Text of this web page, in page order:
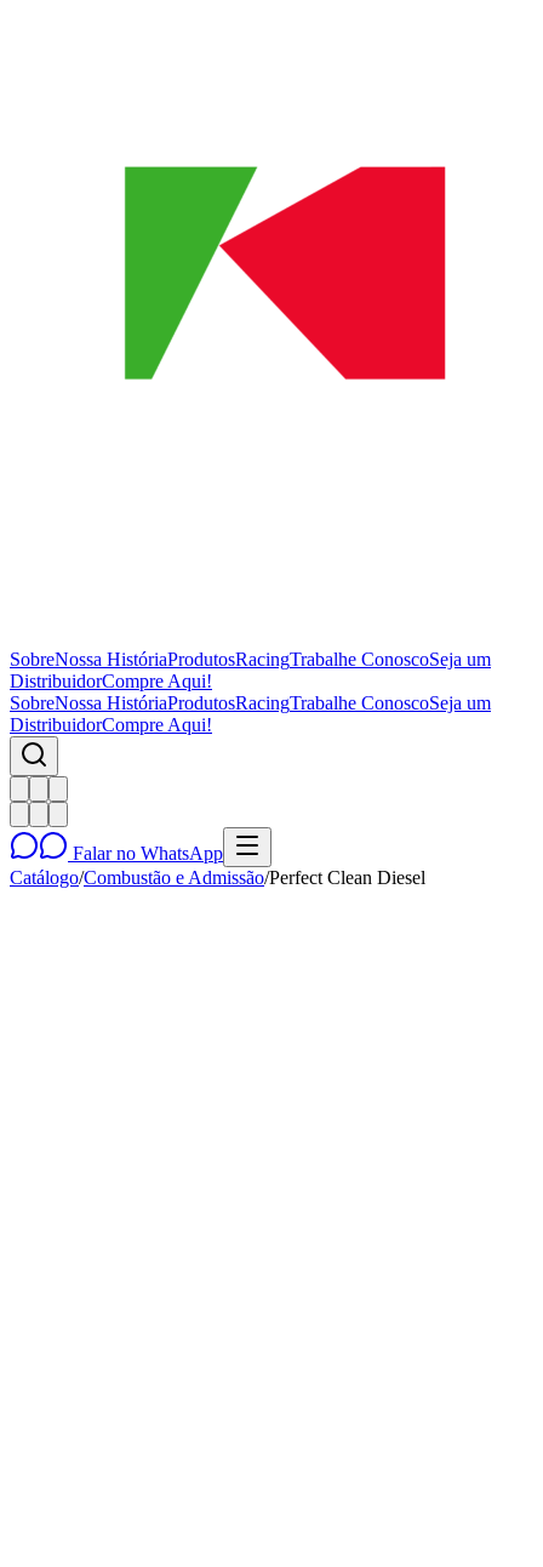
SobreNossa HistóriaProdutosRacingTrabalhe ConoscoSeja um
DistribuidorCompre Aqui!
SobreNossa HistóriaProdutosRacingTrabalhe ConoscoSeja um
DistribuidorCompre Aqui!
Falar no WhatsApp
Catálogo/Combustão e Admissão/Perfect Clean Diesel